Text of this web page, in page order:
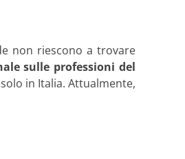
non riescono a trovare
sulle professioni del
in Italia. Attualmente,